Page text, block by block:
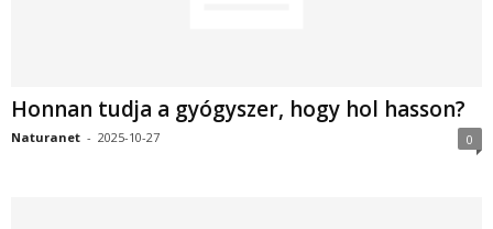
Honnan tudja a gyógyszer, hogy hol hasson?
Naturanet - 2025-10-27 0